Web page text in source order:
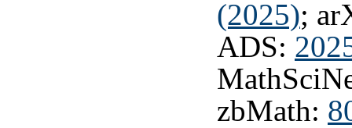
(2025);
ADS:
zbMath: